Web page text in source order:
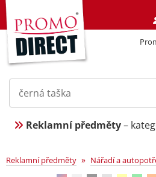
Reklamní předměty–
nože
Reklamní předměty » Nářadí a